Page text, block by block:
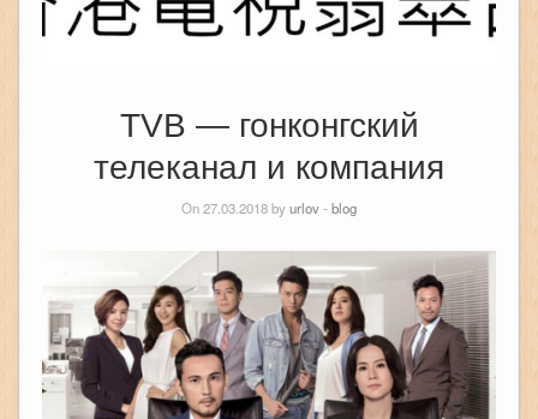
TVB — гонконгский
телеканал и компания
On 27.03.2018 byurlov- blog